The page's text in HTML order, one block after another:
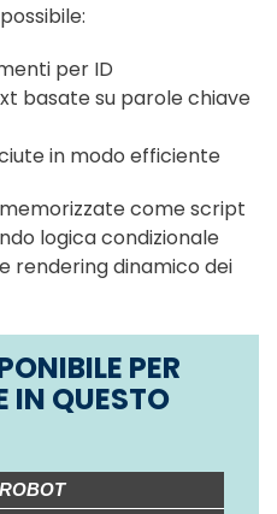
per ID
basate su parole chiave
in modo efficiente
come script
logica condizionale
rendering dinamico dei
PER
IN QUESTO